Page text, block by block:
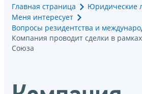
Главная страница
Юридические
Меня интересует
Вопросы резидентства и
Компания проводит сделки в
Союза